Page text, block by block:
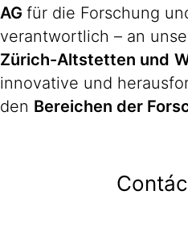
AG für die Forschung
verantwortlich – an
Zürich-Altstetten und
innovative und
den Bereichen der